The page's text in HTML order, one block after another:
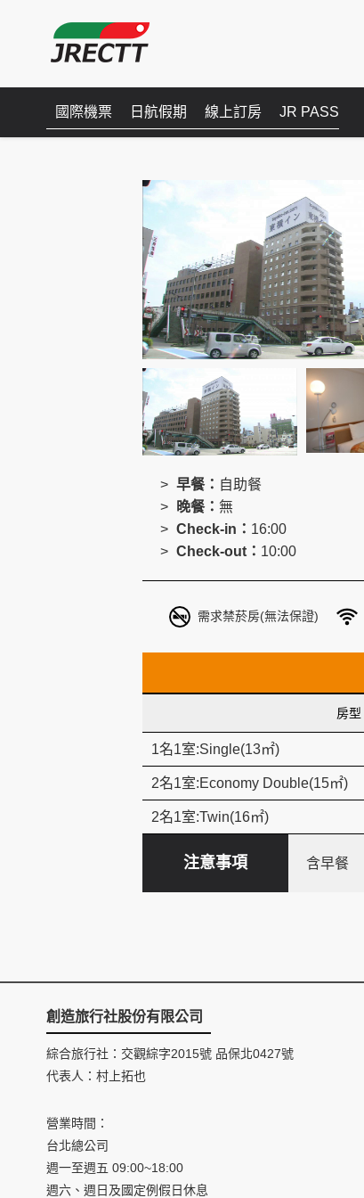
國際機票 日航假期 線上訂房 JR PASS
早餐： 自助餐
晚餐： 無
Check-in： 16:00
Check-out： 10:00
需求禁菸房(無法保證)
房型
1名1室:Single(13㎡)
2名1室:Economy Double(15㎡)
2名1室:Twin(16㎡)
注意事項 含早餐
創造旅行社股份有限公司
綜合旅行社：交觀綜字2015號 品保北0427號
代表人：村上拓也
營業時間：
台北總公司
週一至週五 09:00~18:00
週六、週日及國定例假日休息